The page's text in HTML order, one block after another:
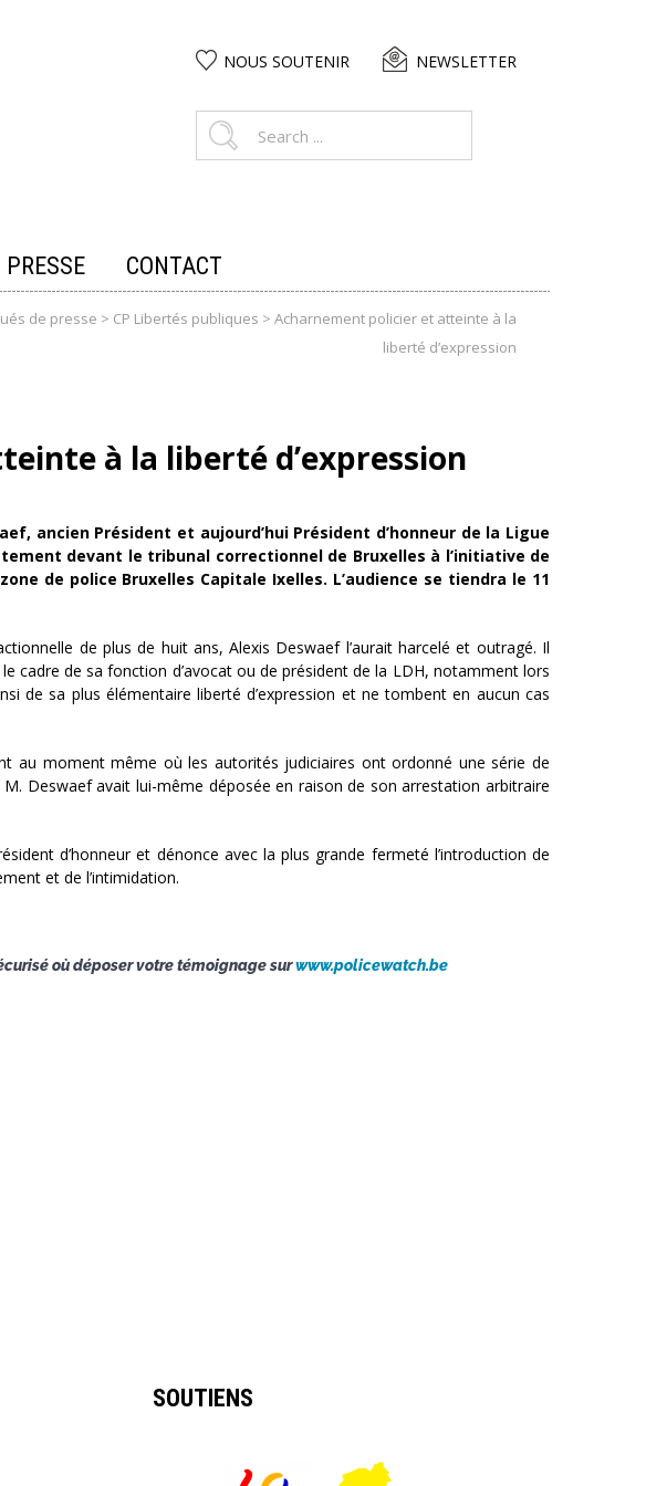
NOUS SOUTENIR NEWSLETTER
PRESSE CONTACT
de presse > CP Libertés publiques > Acharnement policier et atteinte à la
liberté d’expression
à la liberté d’expression
ancien Président et aujourd’hui Président d’honneur de la Ligue
devant le tribunal correctionnel de Bruxelles à l’initiative de
de police Bruxelles Capitale Ixelles. L’audience se tiendra le 11
de plus de huit ans, Alexis Deswaef l’aurait harcelé et outragé. Il
cadre de sa fonction d’avocat ou de président de la LDH, notamment lors
de sa plus élémentaire liberté d’expression et ne tombent en aucun cas
au moment même où les autorités judiciaires ont ordonné une série de
Deswaef avait lui-même déposée en raison de son arrestation arbitraire
d’honneur et dénonce avec la plus grande fermeté l’introduction de
et de l’intimidation.
où déposer votre témoignage surwww.policewatch.be
SOUTIENS